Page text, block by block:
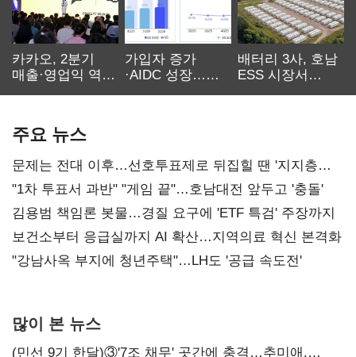
카카오, 2분기
매출·영업익 역대
가입자 증가
·AIDC 성장…
배터리 3사, 호남
ESS 시장서
주요 뉴스
문제는 전대 이후…선호투표제로 뒤집힐 땐 '지지층
불복'
"1차 투표서 과반" "게임 끝"…호남대전 앞두고 '충돌'
김용범 책임론 봇물…경질 요구에 'ETF 특검' 주장까지
보건소부터 응급실까지 AI 확산…지역의료 혁신 본격화
"강남사옥 부지에 청년주택"…LH도 '공급 속도전'
많이 본 뉴스
(민선 9기 한달)③'7조 채무' 곳간에 충격…추미애,